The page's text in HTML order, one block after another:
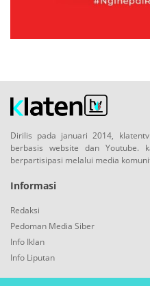
Dirilis pada januari 2014,
berbasis website dan Youtube.
berpartisipasi melalui media
Informasi
Redaksi
Pedoman Media Siber
Info Iklan
Info Liputan